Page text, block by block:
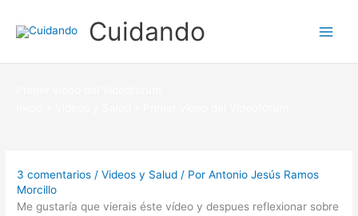
Cuidando
3 comentarios /Videos y Salud / PorAntonio Jesús Ramos
Morcillo
Me gustaría que vierais éste vídeo y despues reflexionar sobre